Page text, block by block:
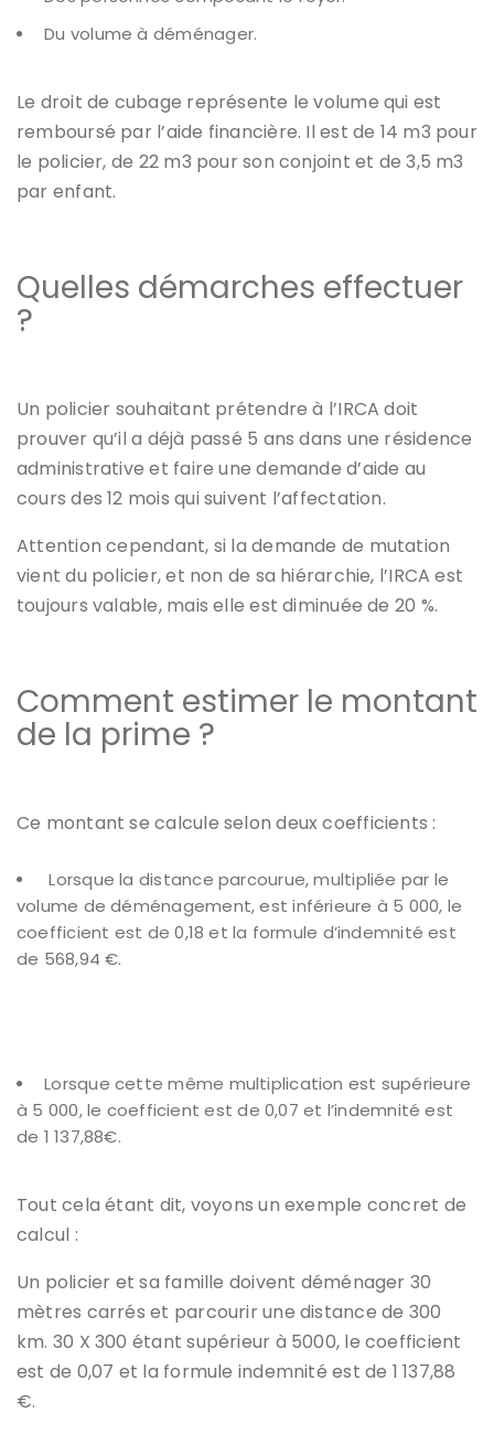
Du volume à déménager.
Le droit de cubage représente le volume qui est
remboursé par l’aide financière. Il est de 14 m3 pour
le policier, de 22 m3 pour son conjoint et de 3,5 m3
par enfant.
Quelles démarches effectuer
?
Un policier souhaitant prétendre à l’IRCA doit
prouver qu’il a déjà passé 5 ans dans une résidence
administrative et faire une demande d’aide au
cours des 12 mois qui suivent l’affectation.
Attention cependant, si la demande de mutation
vient du policier, et non de sa hiérarchie, l’IRCA est
toujours valable, mais elle est diminuée de 20 %.
Comment estimer le montant
de la prime ?
Ce montant se calcule selon deux coefficients :
Lorsque la distance parcourue, multipliée par le
volume de déménagement, est inférieure à 5 000, le
coefficient est de 0,18 et la formule d’indemnité est
de 568,94 €.
Lorsque cette même multiplication est supérieure
à 5 000, le coefficient est de 0,07 et l’indemnité est
de 1 137,88€.
Tout cela étant dit, voyons un exemple concret de
calcul :
Un policier et sa famille doivent déménager 30
mètres carrés et parcourir une distance de 300
km. 30 X 300 étant supérieur à 5000, le coefficient
est de 0,07 et la formule indemnité est de 1 137,88
€.